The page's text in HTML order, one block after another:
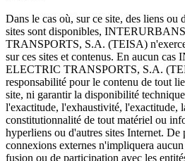
Dans le cas où, sur ce site, des liens ou
sites sont disponibles,
TRANSPORTS, S.A. (TEISA)
sur ces sites et contenus. En aucun
ELECTRIC TRANSPORTS, S.A.
responsabilité pour le contenu de tout
site, ni garantir la disponibilité
l'exactitude, l'exhaustivité, l'exactitude,
constitutionnalité de tout matériel ou
hyperliens ou d'autres sites Internet.
connexions externes n'impliquera
fusion ou de participation avec les